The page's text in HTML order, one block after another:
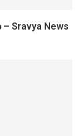
Sravya News